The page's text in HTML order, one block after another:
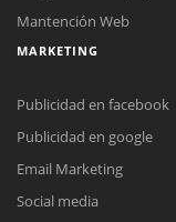
Mantención Web
MARKETING
Publicidad en facebook
Publicidad en google
Email Marketing
Social media